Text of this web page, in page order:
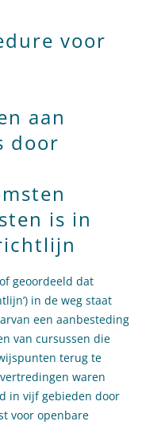
voor
aan
door
is in
geoordeeld dat
in de weg staat
een aanbesteding
van cursussen die
terug te
waren
in vijf gebieden door
voor openbare